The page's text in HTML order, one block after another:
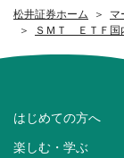
松井証券ホーム
マ
ＳＭＴ ＥＴＦ国
はじめての方へ
楽しむ・学ぶ